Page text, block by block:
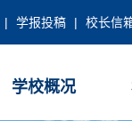
| 学报投稿 | 校长信
学校概况